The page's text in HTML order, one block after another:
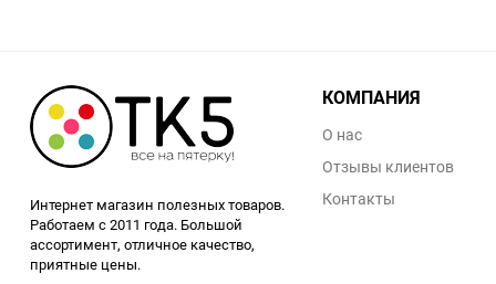
Интернет магазин полезных товаров.
Работаем с 2011 года. Большой
ассортимент, отличное качество,
приятные цены.
КОМПАНИЯ
О нас
Отзывы клиентов
Контакты